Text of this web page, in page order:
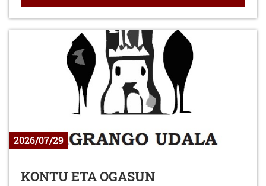
2026/07/29
KONTU ETA OGASUN